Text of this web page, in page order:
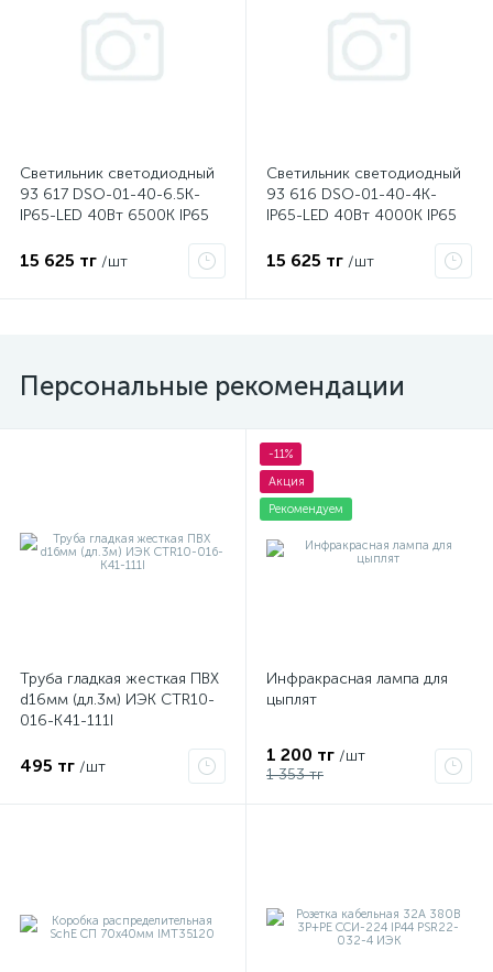
Светильник светодиодный
93 617 DSO-01-40-6.5K-
IP65-LED 40Вт 6500К IP65
93617
15 625 тг /шт
Светильник светодиодный
93 616 DSO-01-40-4K-
IP65-LED 40Вт 4000К IP65
93616
15 625 тг /шт
Персональные рекомендации
Труба гладкая жесткая ПВХ
d16мм (дл.3м) ИЭК CTR10-
016-K41-111I
495 тг /шт
-11%
Акция
Рекомендуем
Инфракрасная лампа для
цыплят
1 200 тг /шт
1 353 тг